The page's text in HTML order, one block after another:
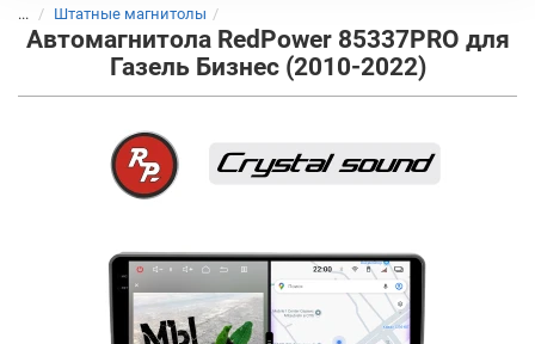
... Штатные магнитолы
Автомагнитола RedPower 85337PRO для
Газель Бизнес (2010-2022)